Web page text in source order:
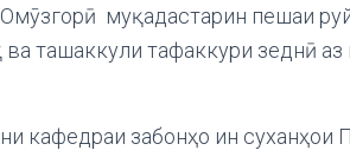
муқадастарин пешаи
ва ташаккули тафаккури зеднӣ
кафедраи забонҳо ин